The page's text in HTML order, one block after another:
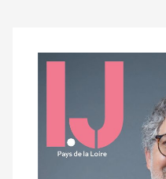
Notre
magazine